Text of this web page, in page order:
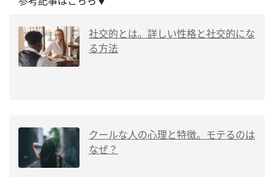
社交的とは。詳しい性格と社交的にな
る方法
クールな人の心理と特徴。モテるのは
なぜ？